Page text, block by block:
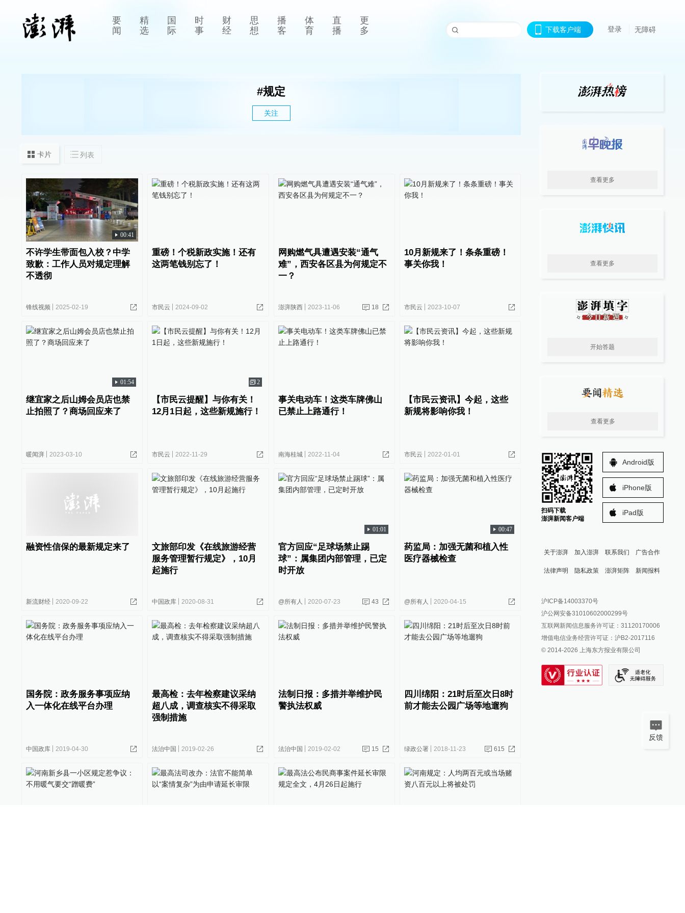
要
闻
精
选
国
际
时
事
财
经
思
想
播
客
体
育
直
播
更
多
下载客户端 登录 无障碍
#规定
关注
卡片 列表
00:41
不许学生带面包入校？中学
致歉：工作人员对规定理解
不透彻
锋线视频 2025-02-19
重磅！个税新政实施！还有
这两笔钱别忘了！
市民云 2024-09-02
网购燃气具遭遇安装“通气
难”，西安各区县为何规定不
一？
澎湃陕西 2023-11-06 18
10月新规来了！条条重磅！
事关你我！
市民云 2023-10-07
01:54
继宜家之后山姆会员店也禁
止拍照了？商场回应来了
暖闻湃 2023-03-10
2
【市民云提醒】与你有关！
12月1日起，这些新规施行！
市民云 2022-11-29
事关电动车！这类车牌佛山
已禁止上路通行！
南海桂城 2022-11-04
【市民云资讯】今起，这些
新规将影响你我！
市民云 2022-01-01
融资性信保的最新规定来了
新流财经 2020-09-22
文旅部印发《在线旅游经营
服务管理暂行规定》，10月
起施行
中国政库 2020-08-31
01:01
官方回应“足球场禁止踢
球”：属集团内部管理，已定
时开放
@所有人 2020-07-23 43
00:47
药监局：加强无菌和植入性
医疗器械检查
@所有人 2020-04-15
国务院：政务服务事项应纳
入一体化在线平台办理
中国政库 2019-04-30
最高检：去年检察建议采纳
超八成，调查核实不得采取
强制措施
法治中国 2019-02-26
法制日报：多措并举维护民
警执法权威
法治中国 2019-02-02 15
四川绵阳：21时后至次日8时
前才能去公园广场等地遛狗
绿政公署 2018-11-23 615
查看更多
查看更多
开始答题
查看更多
扫码下载
澎湃新闻客户端
Android版
iPhone版
iPad版
关于澎湃 加入澎湃 联系我们 广告合作
法律声明 隐私政策 澎湃矩阵
澎湃新闻公众号
澎湃新闻抖音号
派生万物开放平台
IP SHANGHAI
SIXTH TONE
新闻报料
报料邮箱: news@thepaper.cn
沪ICP备14003370号
沪公网安备31010602000299号
互联网新闻信息服务许可证：31120170006
增值电信业务经营许可证：沪B2-2017116
© 2014-2026 上海东方报业有限公司
反馈